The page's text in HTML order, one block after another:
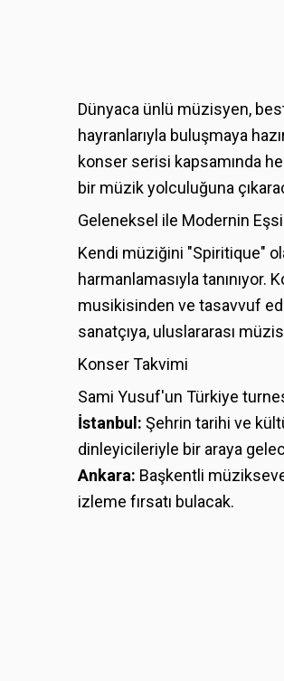
Dünyaca ünlü müzisyen,
hayranlarıyla buluşmaya
konser serisi kapsamında
bir müzik yolculuğuna
Geleneksel ile Modernin
Kendi müziğini "Spiritique"
harmanlamasıyla
musikisinden ve tasavvuf
sanatçıya, uluslararası
Konser Takvimi
Sami Yusuf'un Türkiye
İstanbul: Şehrin tarihi ve
dinleyicileriyle bir araya
Ankara: Başkentli
izleme fırsatı bulacak.